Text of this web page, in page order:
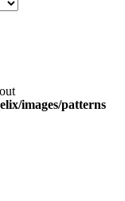
images/patterns